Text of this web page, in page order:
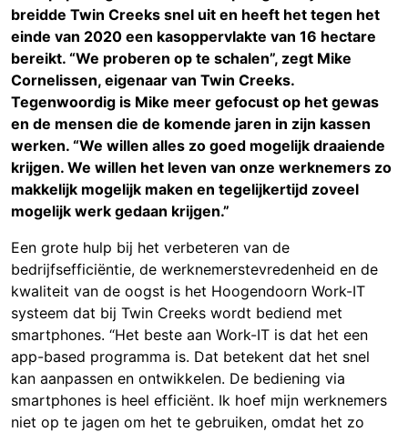
breidde Twin Creeks snel uit en heeft het tegen het
einde van 2020 een kasoppervlakte van 16 hectare
bereikt. “We proberen op te schalen”, zegt Mike
Cornelissen, eigenaar van Twin Creeks.
Tegenwoordig is Mike meer gefocust op het gewas
en de mensen die de komende jaren in zijn kassen
werken. “We willen alles zo goed mogelijk draaiende
krijgen. We willen het leven van onze werknemers zo
makkelijk mogelijk maken en tegelijkertijd zoveel
mogelijk werk gedaan krijgen.”
Een grote hulp bij het verbeteren van de
bedrijfsefficiëntie, de werknemerstevredenheid en de
kwaliteit van de oogst is het Hoogendoorn Work-IT
systeem dat bij Twin Creeks wordt bediend met
smartphones. “Het beste aan Work-IT is dat het een
app-based programma is. Dat betekent dat het snel
kan aanpassen en ontwikkelen. De bediening via
smartphones is heel efficiënt. Ik hoef mijn werknemers
niet op te jagen om het te gebruiken, omdat het zo